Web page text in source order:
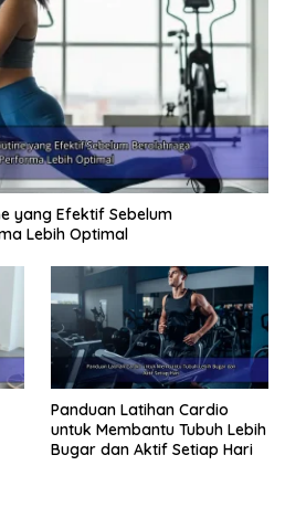
yang Efektif Sebelum
Lebih Optimal
Panduan Latihan Cardio
untuk Membantu Tubuh Lebih
Bugar dan Aktif Setiap Hari